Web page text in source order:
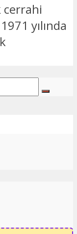
cerrahi
yılında